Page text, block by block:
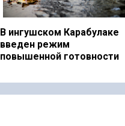
В ингушском Карабулаке
введен режим
повышенной готовности